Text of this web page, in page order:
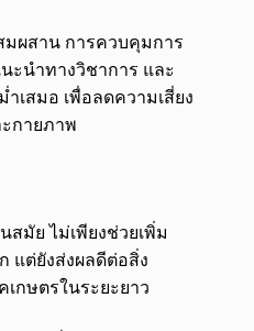
มผสาน การควบคุมการ
ะนำทางวิชาการ และ
เสมอ เพื่อลดความเสี่ยง
กายภาพ
สมัย ไม่เพียงช่วยเพิ่ม
แต่ยังส่งผลดีต่อสิ่ง
กษตรในระยะยาว